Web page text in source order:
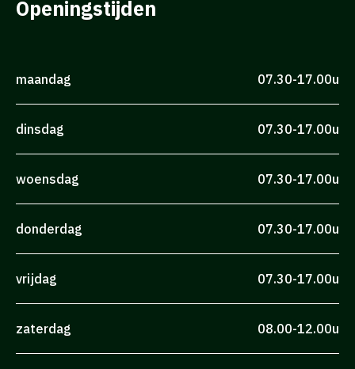
Openingstijden
maandag 07.30-17.00u
dinsdag 07.30-17.00u
woensdag 07.30-17.00u
donderdag 07.30-17.00u
vrijdag 07.30-17.00u
zaterdag 08.00-12.00u